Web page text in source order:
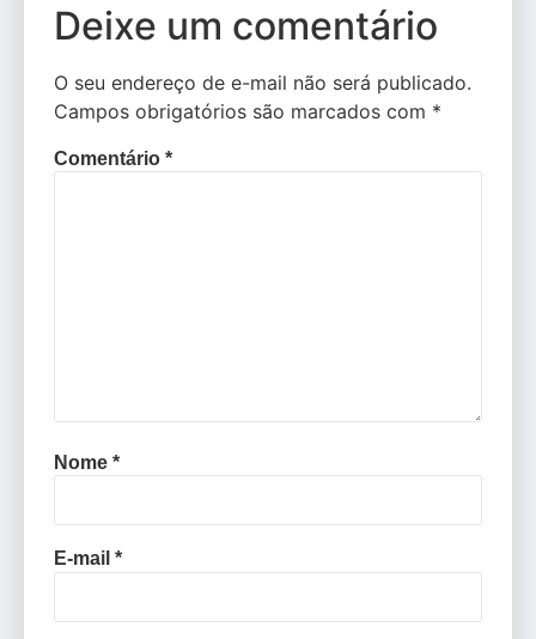
Deixe um comentário
O seu endereço de e-mail não será publicado.
Campos obrigatórios são marcados com *
Comentário *
Nome *
E-mail *